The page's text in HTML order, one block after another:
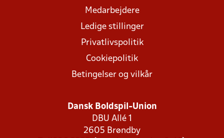
Medarbejdere
Ledige stillinger
Privatlivspolitik
Cookiepolitik
Betingelser og vilkår
Dansk Boldspil-Union
DBU Allé 1
2605 Brøndby